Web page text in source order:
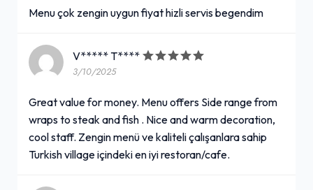
Menu çok zengin uygun fiyat hizli servis begendim
V***** T****
3/10/2025
Great value for money. Menu offers Side range from
wraps to steak and fish . Nice and warm decoration,
cool staff. Zengin menü ve kaliteli çalışanlara sahip
Turkish village içindeki en iyi restoran/cafe.